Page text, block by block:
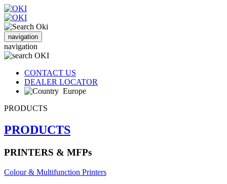
navigation
navigation
CONTACT US
DEALER LOCATOR
Europe
PRODUCTS
PRODUCTS
PRINTERS & MFPs
Colour & Multifunction Printers